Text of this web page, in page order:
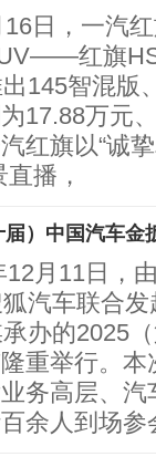
，一汽红
红旗
145智混版
17.88万元
以“诚挚
播，
）中国汽车金
月11日，由
汽车联合
办的2025
重举行。
务高层、
百余人到